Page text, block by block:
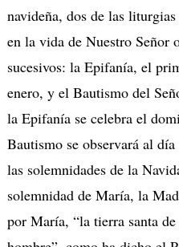
navideña, dos de las
en la vida de Nuestro Señor
sucesivos: la Epifanía, el
enero, y el Bautismo del
la Epifanía se celebra el
Bautismo se observará al
las solemnidades de la
solemnidad de María, la
por María, “la tierra santa